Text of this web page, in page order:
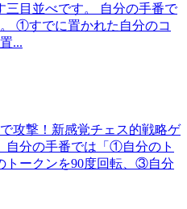
三目並べです。 自分の手番で
①すでに置かれた自分のコ
...
攻撃！新感覚チェス的戦略ゲ
自分の手番では「①自分のト
トークンを90度回転、③自分